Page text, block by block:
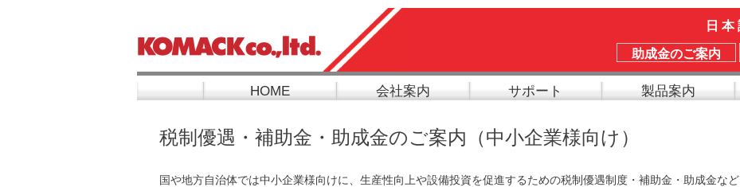
日 本
助成金のご案内
HOME 会社案内 サポート 製品案内
税制優遇・補助金・助成金のご案内（中小企業様向け）
国や地方自治体では中小企業様向けに、生産性向上や設備投資を促進するための税制優遇制度・補助金・助成金な